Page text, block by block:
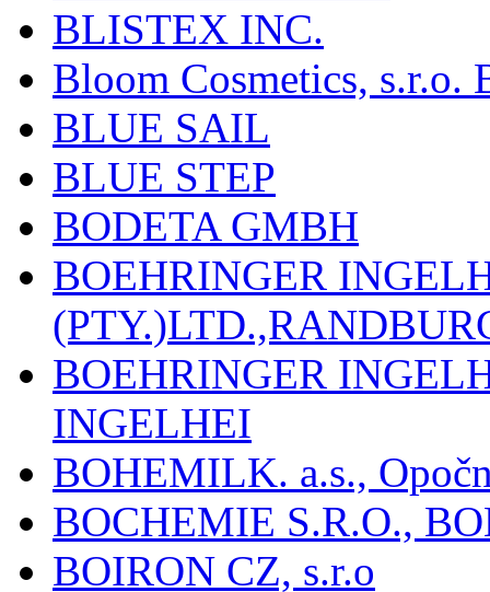
BLISTEX INC.
Bloom Cosmetics, s.r.o.
BLUE SAIL
BLUE STEP
BODETA GMBH
BOEHRINGER
BOEHRINGER
INGELHEI
BOHEMILK. a.s.,
BOCHEMIE S.R.O.,
BOIRON CZ, s.r.o